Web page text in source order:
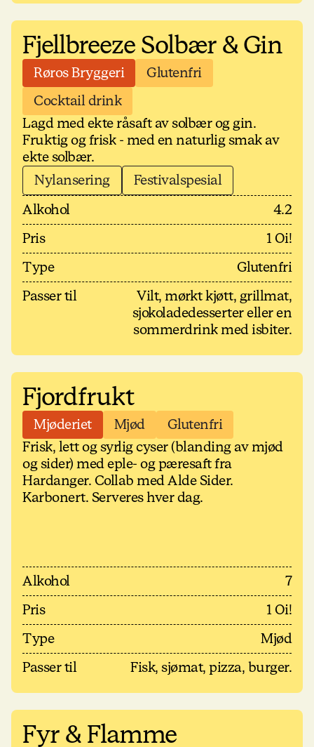
Fjellbreeze Solbær & Gin
Røros Bryggeri
Glutenfri
Cocktail drink
Lagd med ekte råsaft av solbær og gin.
Fruktig og frisk - med en naturlig smak av
ekte solbær.
Nylansering
Festivalspesial
Alkohol
4.2
Pris
1 Oi!
Type
Glutenfri
Passer til
Vilt, mørkt kjøtt, grillmat,
sjokoladedesserter eller en
sommerdrink med isbiter.
Fjordfrukt
Mjøderiet Mjød
Glutenfri
Frisk, lett og syrlig cyser (blanding av mjød
og sider) med eple- og pæresaft fra
Hardanger. Collab med Alde Sider.
Karbonert. Serveres hver dag.
Alkohol
7
Pris
1 Oi!
Type
Mjød
Passer til
Fisk, sjømat, pizza, burger.
Fyr & Flamme